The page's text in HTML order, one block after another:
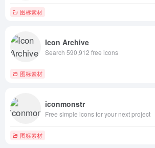
图标素材
Icon Archive
Search 590,912 free icons
图标素材
iconmonstr
Free simple icons for your next project
图标素材